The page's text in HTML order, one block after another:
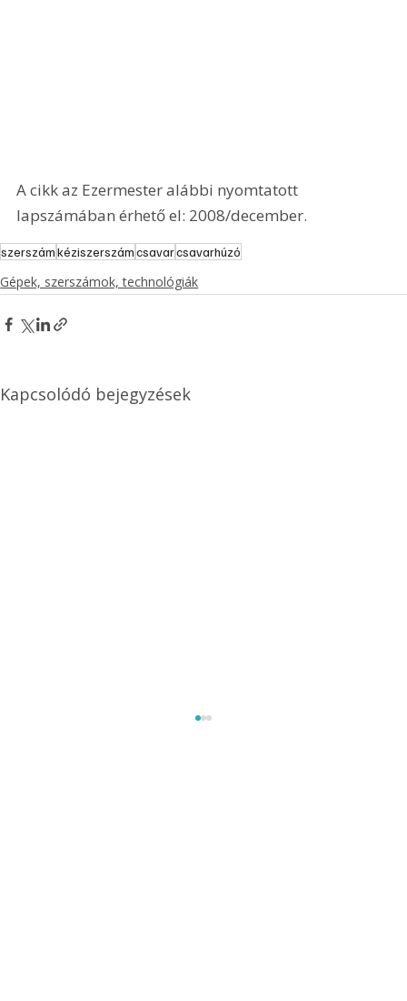
A cikk az Ezermester alábbi nyomtatott
lapszámában érhető el: 2008/december.
szerszámkéziszerszámcsavarcsavarhúzó
Gépek, szerszámok, technológiák
Kapcsolódó bejegyzések